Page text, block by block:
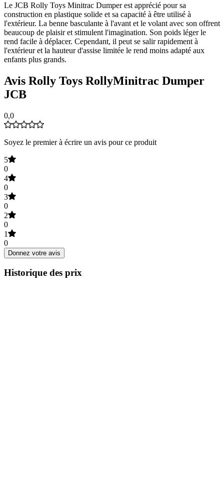
Le JCB Rolly Toys Minitrac Dumper est apprécié pour sa
construction en plastique solide et sa capacité à être utilisé à
l'extérieur. La benne basculante à l'avant et le volant avec son offrent
beaucoup de plaisir et stimulent l'imagination. Son poids léger le
rend facile à déplacer. Cependant, il peut se salir rapidement à
l'extérieur et la hauteur d'assise limitée le rend moins adapté aux
enfants plus grands.
Avis Rolly Toys RollyMinitrac Dumper
JCB
0,0
Soyez le premier à écrire un avis pour ce produit
5
0
4
0
3
0
2
0
1
0
Donnez votre avis
Historique des prix